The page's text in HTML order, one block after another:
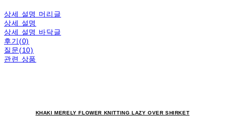
상세 설명 머리글
상세 설명
상세 설명 바닥글
후기(0)
질문(10)
관련 상품
KHAKI MERELY FLOWER KNITTING LAZY OVER SHIRKET